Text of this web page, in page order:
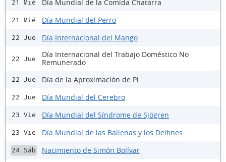
21 Mié Día Mundial de la Comida Chatarra
21 Mié Día Mundial del Perro
22 Jue Día Internacional del Mango
22 Jue
Día Internacional del Trabajo Doméstico No
Remunerado
22 Jue Día de la Aproximación de Pi
22 Jue Día Mundial del Cerebro
23 Vie Día Mundial del Síndrome de Sjögren
23 Vie Día Mundial de las Ballenas y los Delfines
24 Sáb Nacimiento de Simón Bolívar